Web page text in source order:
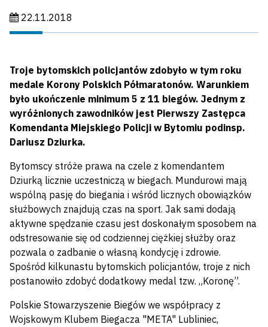
Data publikacji:
22.11.2018
Troje bytomskich policjantów zdobyło w tym roku
medale Korony Polskich Półmaratonów. Warunkiem
było ukończenie minimum 5 z 11 biegów. Jednym z
wyróżnionych zawodników jest Pierwszy Zastępca
Komendanta Miejskiego Policji w Bytomiu podinsp.
Dariusz Dziurka.
Bytomscy stróże prawa na czele z komendantem
Dziurką licznie uczestniczą w biegach. Mundurowi mają
wspólną pasję do biegania i wśród licznych obowiązków
służbowych znajdują czas na sport. Jak sami dodają
aktywne spędzanie czasu jest doskonałym sposobem na
odstresowanie się od codziennej ciężkiej służby oraz
pozwala o zadbanie o własną kondycję i zdrowie.
Spośród kilkunastu bytomskich policjantów, troje z nich
postanowiło zdobyć dodatkowy medal tzw. „Koronę”.
Polskie Stowarzyszenie Biegów we współpracy z
Wojskowym Klubem Biegacza "META" Lubliniec,